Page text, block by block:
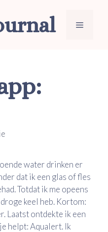
Menu
water drinken er
dat ik een glas of fles
Totdat ik me opeens
keel heb. Kortom:
Laatst ontdekte ik een
helpt: Aqualert. Ik